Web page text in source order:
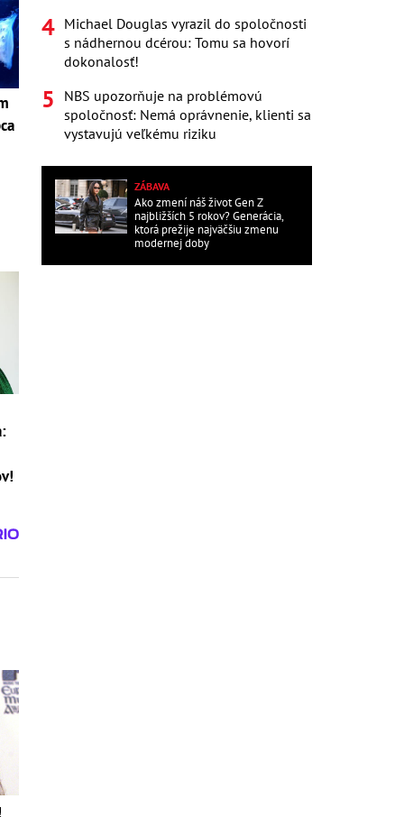
Michael Douglas vyrazil do spoločnosti
s nádhernou dcérou: Tomu sa hovorí
dokonalosť!
NBS upozorňuje na problémovú
spoločnosť: Nemá oprávnenie, klienti sa
vystavujú veľkému riziku
ZÁBAVA
Ako zmení náš život Gen Z
najbližších 5 rokov? Generácia,
ktorá prežije najväčšiu zmenu
modernej doby